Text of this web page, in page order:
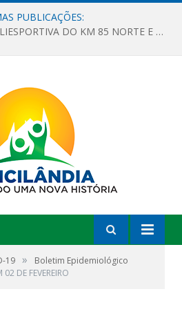
PUBLICAÇÕES:
OBRAS DA QUADRA POLIESPORTIVA DO KM 85 NORTE E DA ESCOLA GASPAR VIANA AVANÇAM
19 »
Boletim Epidemiológico
02 DE FEVEREIRO